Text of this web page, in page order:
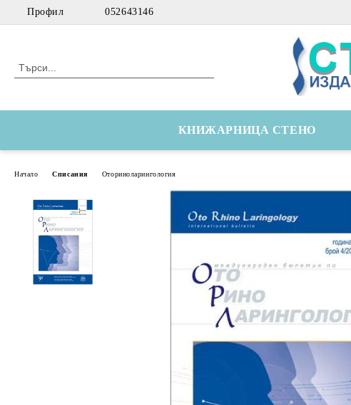
Профил 052643146
КНИЖАРНИЦА СТЕНО
Начало Списания Оториноларингология